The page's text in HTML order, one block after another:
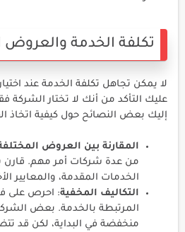
تكلفة الخدمة والعروض
لا يمكن تجاهل تكلفة الخدمة عند
عليك التأكد من أنك لا تختار الشركة
إليك بعض النصائح حول كيفية اتخاذ
المقارنة بين العروض
من عدة شركات أمر مهم. قارن
الخدمات المقدمة، والمعايير
التكاليف المخفية: احرص على
المرتبطة بالخدمة. بعض
منخفضة في البداية، لكن قد